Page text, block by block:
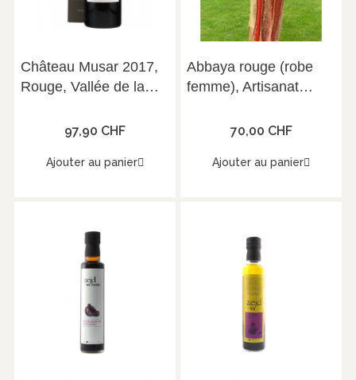
Château Musar 2017,
Rouge, Vallée de la
97,90 CHF
Ajouter au panier
Abbaya rouge (robe
femme), Artisanat
70,00 CHF
Ajouter au panier